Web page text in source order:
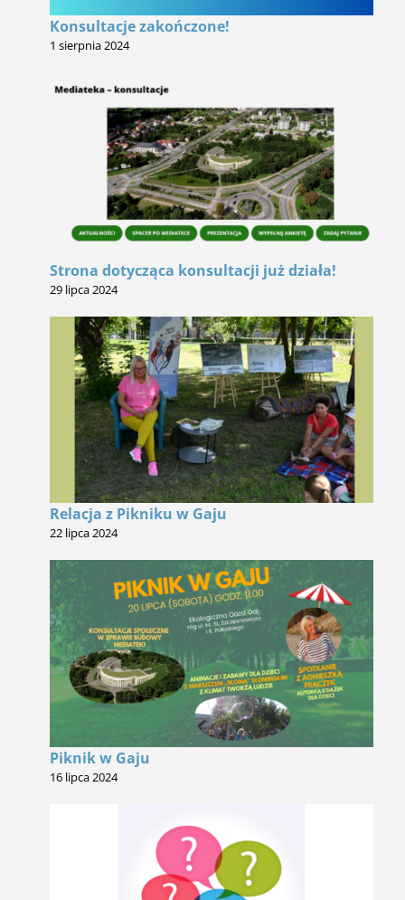
Konsultacje zakończone!
1 sierpnia 2024
Strona dotycząca konsultacji już działa!
29 lipca 2024
Relacja z Pikniku w Gaju
22 lipca 2024
Piknik w Gaju
16 lipca 2024